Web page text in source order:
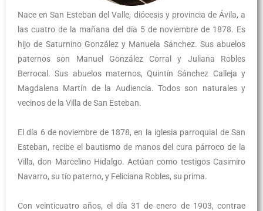
Nace en San Esteban del Valle, diócesis y provincia de Ávila, a
las cuatro de la mañana del día 5 de noviembre de 1878. Es
hijo de Saturnino González y Manuela Sánchez. Sus abuelos
paternos son Manuel González Corral y Juliana Robles
Berrocal. Sus abuelos maternos, Quintín Sánchez Calleja y
Magdalena Martín de la Audiencia. Todos son naturales y
vecinos de la Villa de San Esteban.
El día 6 de noviembre de 1878, en la iglesia parroquial de San
Esteban, recibe el bautismo de manos del cura párroco de la
Villa, don Marcelino Hidalgo. Actúan como testigos Casimiro
Navarro, su tío paterno, y Feliciana Robles, su prima.
Con veinticuatro años, el día 31 de enero de 1903, contrae